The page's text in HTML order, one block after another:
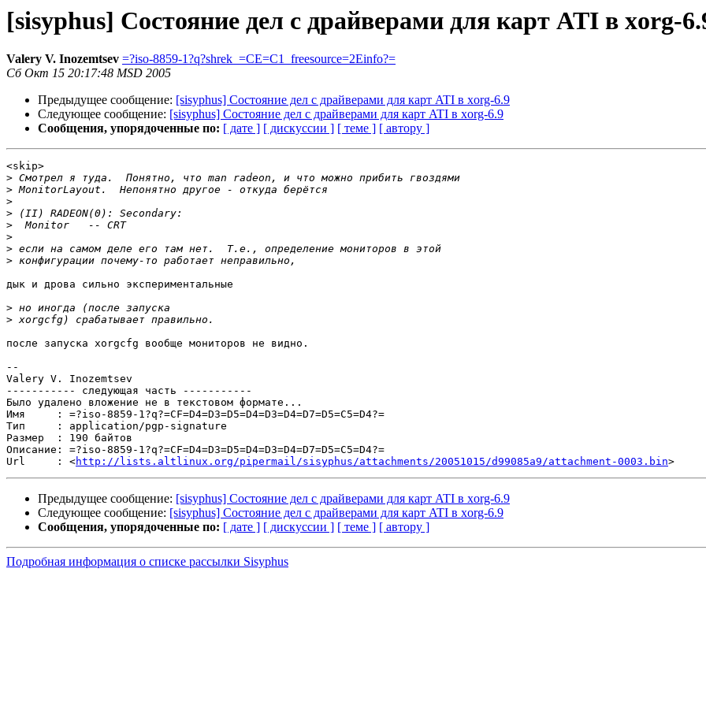
[sisyphus] Состояние дел с драйверами для карт ATI в xorg-
Valery V. Inozemtsev =?iso-8859-1?q?shrek_=CE=C1_freesource=2Einfo?=
Сб Окт 15 20:17:48 MSD 2005
Предыдущее сообщение: [sisyphus] Состояние дел с драйверами для карт ATI в xorg-6.9
Следующее сообщение: [sisyphus] Состояние дел с драйверами для карт ATI в xorg-6.9
Сообщения, упорядоченные по: [ дате ] [ дискуссии ] [ теме ] [ автору ]
<skip>
>
>
>
>
>
>
>
>
дык и дрова сильно экспериментальные
>
>
после запуска xorgcfg вообще мониторов не видно.
--
Valery V. Inozemtsev
----------- следующая часть -----------
Было удалено вложение не в текстовом формате...
Имя     : =?iso-8859-1?q?=CF=D4=D3=D5=D4=D3=D4=D7=D5=C5=D4?=
Тип     : application/pgp-signature
Размер  : 190 байтов
Описание: =?iso-8859-1?q?=CF=D4=D3=D5=D4=D3=D4=D7=D5=C5=D4?=
Url     : <http://lists.altlinux.org/pipermail/sisyphus/attachments/20051015/d99085a9/attachment-0003.bin
Предыдущее сообщение: [sisyphus] Состояние дел с драйверами для карт ATI в xorg-6.9
Следующее сообщение: [sisyphus] Состояние дел с драйверами для карт ATI в xorg-6.9
Сообщения, упорядоченные по: [ дате ] [ дискуссии ] [ теме ] [ автору ]
Подробная информация о списке рассылки Sisyphus